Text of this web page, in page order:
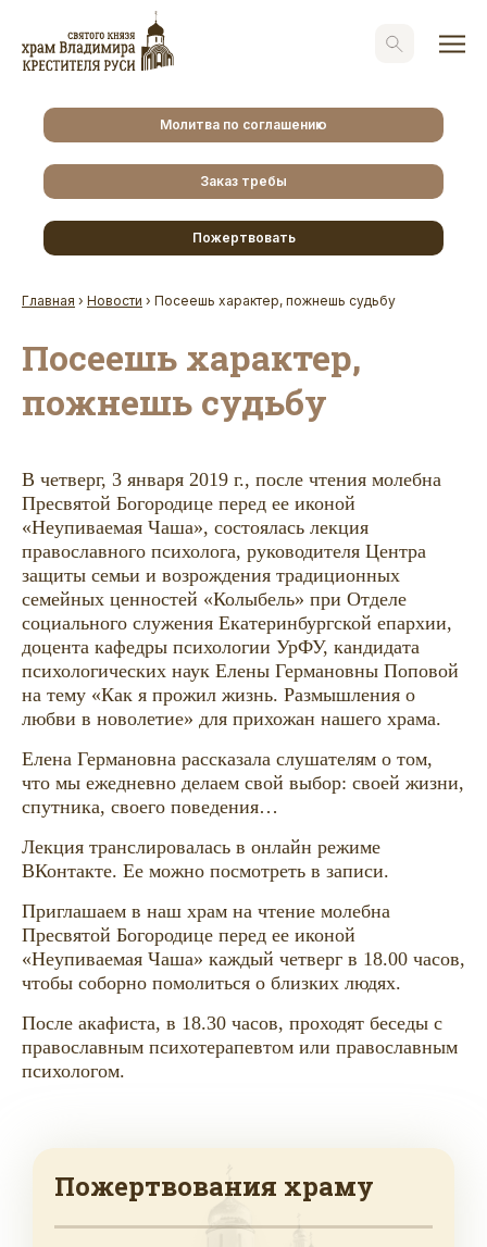
Молитва по соглашению
Заказ требы
Пожертвовать
Главная › Новости › Посеешь характер, пожнешь судьбу
Посеешь характер,
пожнешь судьбу
В четверг, 3 января 2019 г., после чтения молебна
Пресвятой Богородице перед ее иконой
«Неупиваемая Чаша», состоялась лекция
православного психолога, руководителя Центра
защиты семьи и возрождения традиционных
семейных ценностей «Колыбель» при Отделе
социального служения Екатеринбургской епархии,
доцента кафедры психологии УрФУ, кандидата
психологических наук Елены Германовны Поповой
на тему «Как я прожил жизнь. Размышления о
любви в новолетие» для прихожан нашего храма.
Елена Германовна рассказала слушателям о том,
что мы ежедневно делаем свой выбор: своей жизни,
спутника, своего поведения…
Лекция транслировалась в онлайн режиме
ВКонтакте. Ее можно посмотреть в записи.
Приглашаем в наш храм на чтение молебна
Пресвятой Богородице перед ее иконой
«Неупиваемая Чаша» каждый четверг в 18.00 часов,
чтобы соборно помолиться о близких людях.
После акафиста, в 18.30 часов, проходят беседы с
православным психотерапевтом или православным
психологом.
Пожертвования храму